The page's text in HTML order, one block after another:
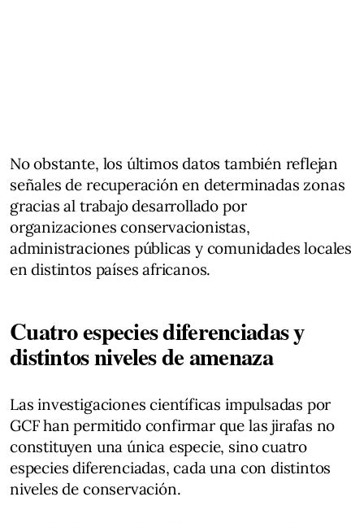
No obstante, los últimos datos también reflejan
señales de recuperación en determinadas zonas
gracias al trabajo desarrollado por
organizaciones conservacionistas,
administraciones públicas y comunidades locales
en distintos países africanos.
Cuatro especies diferenciadas y
distintos niveles de amenaza
Las investigaciones científicas impulsadas por
GCF han permitido confirmar que las jirafas no
constituyen una única especie, sino cuatro
especies diferenciadas, cada una con distintos
niveles de conservación.